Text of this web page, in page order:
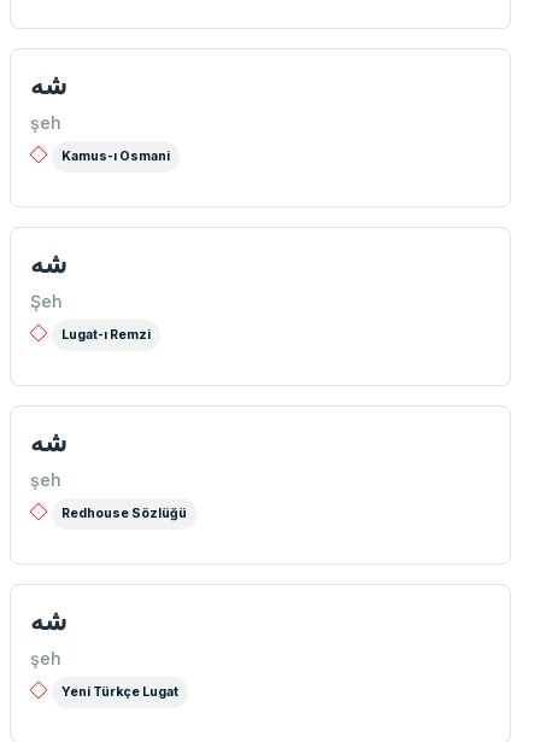
شه
şeh
Kamus-ı Osmani
شه
Şeh
Lugat-ı Remzi
شه
şeh
Redhouse Sözlüğü
شه
şeh
Yeni Türkçe Lugat